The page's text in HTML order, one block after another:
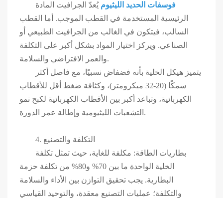
فوسفات الحديد الليثيوم يُعدّ الجرافيت المادة
الرئيسية المستخدمة في القطب الموجب. أما القطب
السالب، فيتكون في الغالب من الجرافيت الطبيعي أو
الصناعي. ويركز اختيار المواد بشكل أكبر على التكلفة
والعمر الافتراضي والسلامة.
يتميز هيكل الخلية بأنه فضفاض نسبيًا، مع فاصل أكثر
سمكًا (20-32 ميكرومتر)، وكثافة ضغط أقل للأقطاب
الكهربائية، وتباعد أكبر بين الأقطاب الكهربائية لكبح نمو
التشعبات الليثيومية وإطالة عمر الدورة.
4. التكلفة والتصنيع
بطاريات الطاقة: مكلفة للغاية، حيث تمثل تكلفة
الخلية الواحدة ما بين 70% و80% من تكلفة حزمة
البطارية. يجب تحقيق التوازن بين الأداء والسلامة
والتكلفة؛ عمليات التصنيع معقدة، والتوحيد القياسي